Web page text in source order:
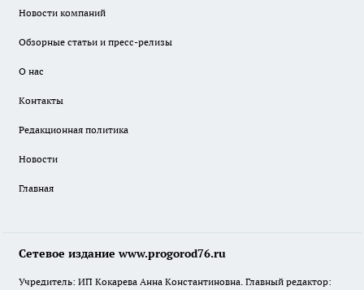
Новости компаний
Обзорные статьи и пресс-релизы
О нас
Контакты
Редакционная политика
Новости
Главная
Сетевое издание www.progorod76.ru
Учредитель: ИП Кокарева Анна Константиновна. Главный редактор: